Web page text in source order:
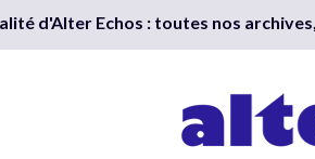
d'Alter Echos : toutes nos